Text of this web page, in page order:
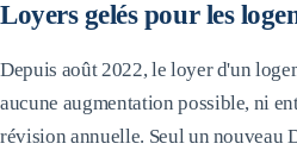
Loyers gelés pour les
Depuis août 2022, le loyer d'un
aucune augmentation possible, ni
révision annuelle. Seul un nouveau